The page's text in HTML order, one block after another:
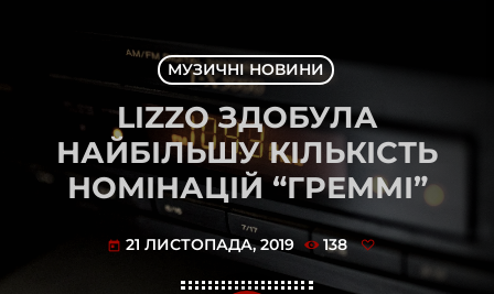
МУЗИЧНІ НОВИНИ
LIZZO ЗДОБУЛА
НАЙБІЛЬШУ КІЛЬКІСТЬ
НОМІНАЦІЙ “ГРЕММІ”
today 21 ЛИСТОПАДА, 2019 138